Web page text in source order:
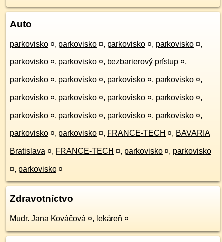
Auto
parkovisko ¤, parkovisko ¤, parkovisko ¤, parkovisko ¤,
parkovisko ¤, parkovisko ¤, bezbarierový prístup ¤,
parkovisko ¤, parkovisko ¤, parkovisko ¤, parkovisko ¤,
parkovisko ¤, parkovisko ¤, parkovisko ¤, parkovisko ¤,
parkovisko ¤, parkovisko ¤, parkovisko ¤, parkovisko ¤,
parkovisko ¤, parkovisko ¤, FRANCE-TECH ¤, BAVARIA
Bratislava ¤, FRANCE-TECH ¤, parkovisko ¤, parkovisko
¤, parkovisko ¤
Zdravotníctvo
Mudr. Jana Kováčová ¤, lekáreň ¤